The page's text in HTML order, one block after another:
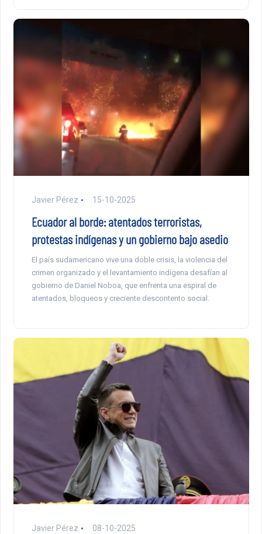
Javier Pérez 15-10-2025
Ecuador al borde: atentados terroristas,
protestas indígenas y un gobierno bajo asedio
El país sudamericano vive una doble crisis, la violencia del
crimen organizado y el levantamiento indígena desafían al
gobierno de Daniel Noboa, que enfrenta una espiral de
atentados, bloqueos y creciente descontento social.
Javier Pérez 08-10-2025